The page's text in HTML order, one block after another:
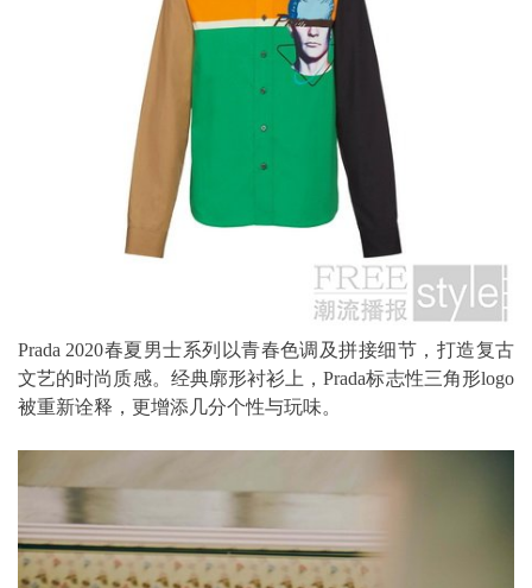
Prada 2020春夏男士系列以青春色调及拼接细节，打造复古
文艺的时尚质感。经典廓形衬衫上，Prada标志性三角形logo
被重新诠释，更增添几分个性与玩味。